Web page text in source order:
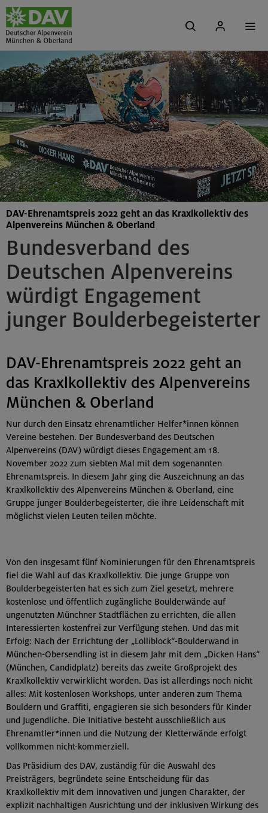
Bundesverband des
Deutschen Alpenvereins
würdigt Engagement
junger Boulderbegeisterter
DAV-Ehrenamtspreis 2022 geht an das Kraxlkollektiv des
Alpenvereins München & Oberland
DAV-Ehrenamtspreis 2022 geht an
das Kraxlkollektiv des Alpenvereins
München & Oberland
Nur durch den Einsatz ehrenamtlicher Helfer*innen können
Vereine bestehen. Der Bundesverband des Deutschen
Alpenvereins (DAV) würdigt dieses Engagement am 18.
November 2022 zum siebten Mal mit dem sogenannten
Ehrenamtspreis. In diesem Jahr ging die Auszeichnung an das
Kraxlkollektiv des Alpenvereins München & Oberland, eine
Gruppe junger Boulderbegeisterter, die ihre Leidenschaft mit
möglichst vielen Leuten teilen möchte.
Von den insgesamt fünf Nominierungen für den Ehrenamtspreis
fiel die Wahl auf das Kraxlkollektiv. Die junge Gruppe von
Boulderbegeisterten hat es sich zum Ziel gesetzt, mehrere
kostenlose und öffentlich zugängliche Boulderwände auf
ungenutzten Münchner Stadtflächen zu errichten, die allen
Interessierten kostenfrei zur Verfügung stehen. Und das mit
Erfolg: Nach der Errichtung der „Lolliblock“-Boulderwand in
München-Obersendling ist in diesem Jahr mit dem „Dicken Hans“
(München, Candidplatz) bereits das zweite Großprojekt des
Kraxlkollektiv verwirklicht worden. Das ist allerdings noch nicht
alles: Mit kostenlosen Workshops, unter anderen zum Thema
Bouldern und Graffiti, engagieren sie sich besonders für Kinder
und Jugendliche. Die Initiative besteht ausschließlich aus
Ehrenamtler*innen und die Nutzung der Kletterwände erfolgt
vollkommen nicht-kommerziell.
Das Präsidium des DAV, zuständig für die Auswahl des
Preisträgers, begründete seine Entscheidung für das
Kraxlkollektiv mit dem innovativen und jungen Charakter, der
explizit nachhaltigen Ausrichtung und der inklusiven Wirkung des